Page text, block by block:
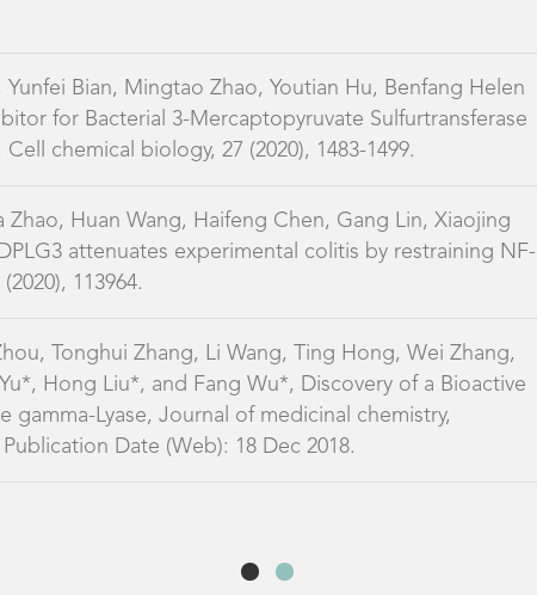
Bian, Mingtao Zhao, Youtian Hu, Benfang Helen
for Bacterial 3-Mercaptopyruvate Sulfurtransferase
chemical biology, 27 (2020), 1483-1499.
Zhao, Huan Wang, Haifeng Chen, Gang Lin, Xiaojing
attenuates experimental colitis by restraining NF-
113964.
Tonghui Zhang, Li Wang, Ting Hong, Wei Zhang,
Hong Liu*, and Fang Wu*, Discovery of a Bioactive
Lyase, Journal of medicinal chemistry,
Date (Web): 18 Dec 2018.